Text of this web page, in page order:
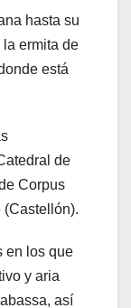
hasta su
ermita de
está
de
Corpus
(Castellón).
en los que
y aria
así